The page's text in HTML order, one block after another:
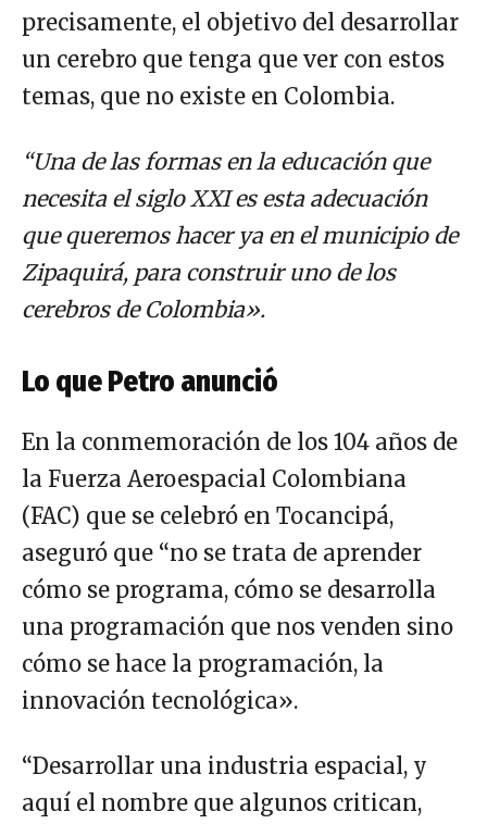
precisamente, el objetivo del desarrollar
un cerebro que tenga que ver con estos
temas, que no existe en Colombia.
“Una de las formas en la educación que
necesita el siglo XXI es esta adecuación
que queremos hacer ya en el municipio de
Zipaquirá, para construir uno de los
cerebros de Colombia».
Lo que Petro anunció
En la conmemoración de los 104 años de
la Fuerza Aeroespacial Colombiana
(FAC) que se celebró en Tocancipá,
aseguró que “no se trata de aprender
cómo se programa, cómo se desarrolla
una programación que nos venden sino
cómo se hace la programación, la
innovación tecnológica».
“Desarrollar una industria espacial, y
aquí el nombre que algunos critican,